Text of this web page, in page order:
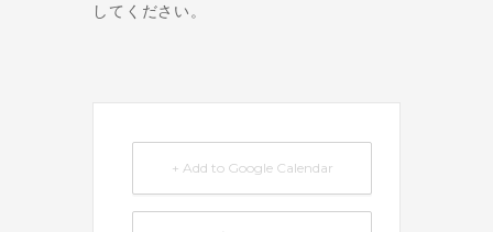
してください。
+ Add to Google Calendar